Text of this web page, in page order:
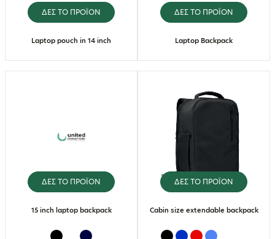
ΔΕΣ ΤΟ ΠΡΟΪΟΝ
Laptop pouch in 14 inch
ΔΕΣ ΤΟ ΠΡΟΪΟΝ
Laptop Backpack
ΔΕΣ ΤΟ ΠΡΟΪΟΝ
15 inch laptop backpack
ΔΕΣ ΤΟ ΠΡΟΪΟΝ
Cabin size extendable backpack